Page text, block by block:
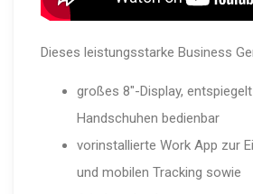
Dieses leistungsstarke Business
großes 8″-Display,
Handschuhen bedienbar
vorinstallierte Work App zur
und mobilen Tracking sowie